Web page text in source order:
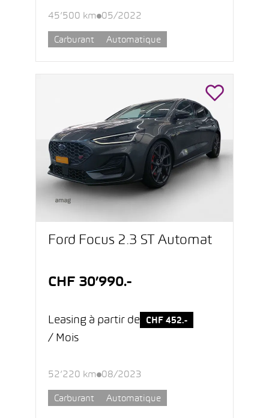
45’500 km 05/2022
Carburant Automatique
Ford Focus 2.3 ST Automat
CHF 30’990.-
Leasing à partir de CHF 452.-
/ Mois
52’220 km 08/2023
Carburant Automatique